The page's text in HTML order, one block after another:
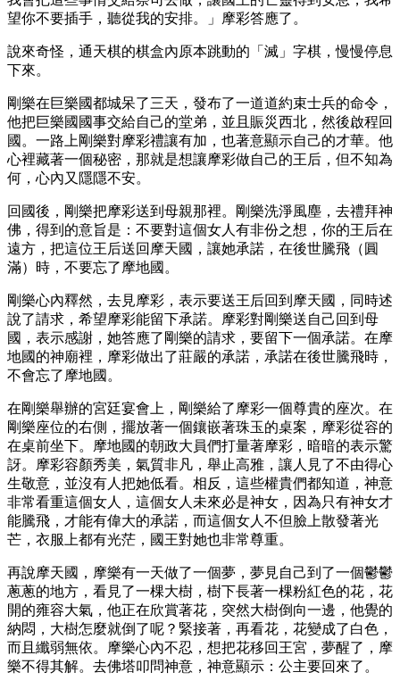
望你不要插手，聽從我的安排。」摩彩答應了。
說來奇怪，通天棋的棋盒內原本跳動的「滅」字棋，慢慢停息
下來。
剛樂在巨樂國都城呆了三天，發布了一道道約束士兵的命令，
他把巨樂國國事交給自己的堂弟，並且賑災西北，然後啟程回
國。一路上剛樂對摩彩禮讓有加，也著意顯示自己的才華。他
心裡藏著一個秘密，那就是想讓摩彩做自己的王后，但不知為
何，心內又隱隱不安。
回國後，剛樂把摩彩送到母親那裡。剛樂洗淨風塵，去禮拜神
佛，得到的意旨是：不要對這個女人有非份之想，你的王后在
遠方，把這位王后送回摩天國，讓她承諾，在後世騰飛（圓
滿）時，不要忘了摩地國。
剛樂心內釋然，去見摩彩，表示要送王后回到摩天國，同時述
說了請求，希望摩彩能留下承諾。摩彩對剛樂送自己回到母
國，表示感謝，她答應了剛樂的請求，要留下一個承諾。在摩
地國的神廟裡，摩彩做出了莊嚴的承諾，承諾在後世騰飛時，
不會忘了摩地國。
在剛樂舉辦的宮廷宴會上，剛樂給了摩彩一個尊貴的座次。在
剛樂座位的右側，擺放著一個鑲嵌著珠玉的桌案，摩彩從容的
在桌前坐下。摩地國的朝政大員們打量著摩彩，暗暗的表示驚
訝。摩彩容顏秀美，氣質非凡，舉止高雅，讓人見了不由得心
生敬意，並沒有人把她低看。相反，這些權貴們都知道，神意
非常看重這個女人，這個女人未來必是神女，因為只有神女才
能騰飛，才能有偉大的承諾，而這個女人不但臉上散發著光
芒，衣服上都有光茫，國王對她也非常尊重。
再說摩天國，摩樂有一天做了一個夢，夢見自己到了一個鬱鬱
蔥蔥的地方，看見了一棵大樹，樹下長著一棵粉紅色的花，花
開的雍容大氣，他正在欣賞著花，突然大樹倒向一邊，他覺的
納悶，大樹怎麼就倒了呢？緊接著，再看花，花變成了白色，
而且纖弱無依。摩樂心內不忍，想把花移回王宮，夢醒了，摩
樂不得其解。去佛塔叩問神意，神意顯示：公主要回來了。